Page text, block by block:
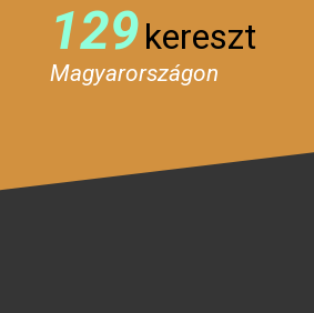
129kereszt
Magyarországon